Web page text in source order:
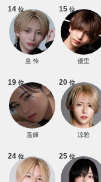
14位
皇 怜
15位
優里
19位
遥輝
20位
涼雅
24位 25位